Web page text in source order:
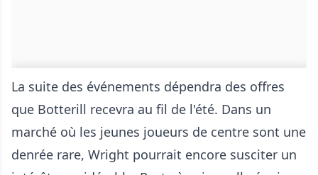
La suite des événements dépendra des offres
que Botterill recevra au fil de l'été. Dans un
marché où les jeunes joueurs de centre sont une
denrée rare, Wright pourrait encore susciter un